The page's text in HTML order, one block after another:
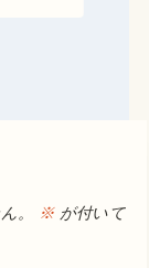
。 ※が付いて